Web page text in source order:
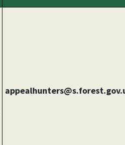
appealhunters@